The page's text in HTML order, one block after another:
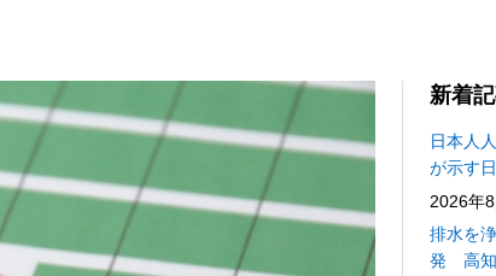
新着
日本人
が示す
2026年
排水を
発 高知